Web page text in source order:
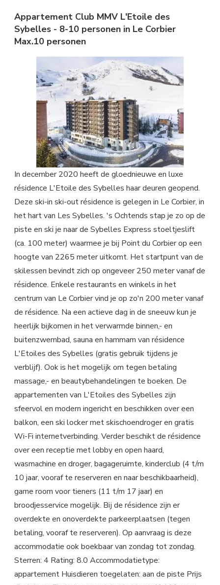
Appartement Club MMV L'Etoile des
Sybelles - 8-10 personen in Le Corbier
Max.10 personen
In december 2020 heeft de gloednieuwe en luxe
résidence L'Etoile des Sybelles haar deuren geopend.
Deze ski-in ski-out résidence is gelegen in Le Corbier, in
het hart van Les Sybelles. 's Ochtends stap je zo op de
piste en ski je naar de Sybelles Express stoeltjeslift
(ca. 100 meter) waarmee je bij Point du Corbier op een
hoogte van 2265 meter uitkomt. Het startpunt van de
skilessen bevindt zich op ongeveer 250 meter vanaf de
résidence. Enkele restaurants en winkels in het
centrum van Le Corbier vind je op zo'n 200 meter vanaf
de résidence. Na een actieve dag in de sneeuw kun je
heerlijk bijkomen in het verwarmde binnen,- en
buitenzwembad, sauna en hammam van résidence
L'Etoiles des Sybelles (gratis gebruik tijdens je
verblijf). Ook is het mogelijk om tegen betaling
massage,- en beautybehandelingen te boeken. De
appartementen van L'Etoiles des Sybelles zijn
sfeervol en modern ingericht en beschikken over een
balkon, een ski locker met skischoendroger en gratis
Wi-Fi internetverbinding. Verder beschikt de résidence
over een receptie met lobby en open haard,
wasmachine en droger, bagageruimte, kinderclub (4 t/m
10 jaar, vooraf te reserveren en naar beschikbaarheid),
game room voor tieners (11 t/m 17 jaar) en
broodjesservice mogelijk. Bij de résidence zijn er
overdekte en onoverdekte parkeerplaatsen (tegen
betaling, vooraf te reserveren). Op aanvraag is deze
accommodatie ook boekbaar van zondag tot zondag.
Sterren: 4 Rating: 8.0 Accommodatietype:
appartement Huisdieren toegelaten: aan de piste Prijs